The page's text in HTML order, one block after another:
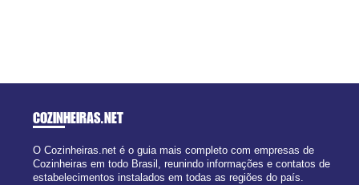
COZINHEIRAS.NET
O Cozinheiras.net é o guia mais completo com empresas de
Cozinheiras em todo Brasil, reunindo informações e contatos de
estabelecimentos instalados em todas as regiões do país.